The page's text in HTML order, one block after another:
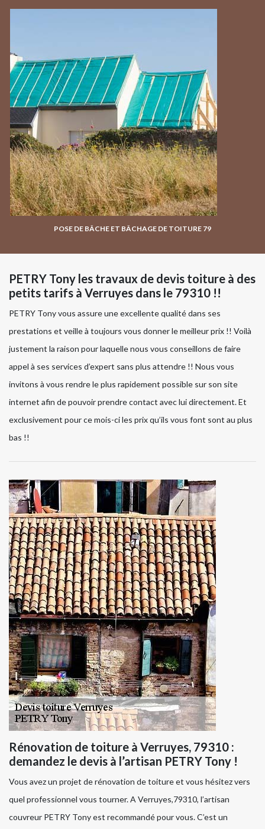
POSE DE BÂCHE ET BÂCHAGE DE TOITURE 79
PETRY Tony les travaux de devis toiture à des
petits tarifs à Verruyes dans le 79310 !!
PETRY Tony vous assure une excellente qualité dans ses
prestations et veille à toujours vous donner le meilleur prix !! Voilà
justement la raison pour laquelle nous vous conseillons de faire
appel à ses services d’expert sans plus attendre !! Nous vous
invitons à vous rendre le plus rapidement possible sur son site
internet afin de pouvoir prendre contact avec lui directement. Et
exclusivement pour ce mois-ci les prix qu’ils vous font sont au plus
bas !!
Rénovation de toiture à Verruyes, 79310 :
demandez le devis à l’artisan PETRY Tony !
Vous avez un projet de rénovation de toiture et vous hésitez vers
quel professionnel vous tourner. A Verruyes,79310, l’artisan
couvreur PETRY Tony est recommandé pour vous. C’est un